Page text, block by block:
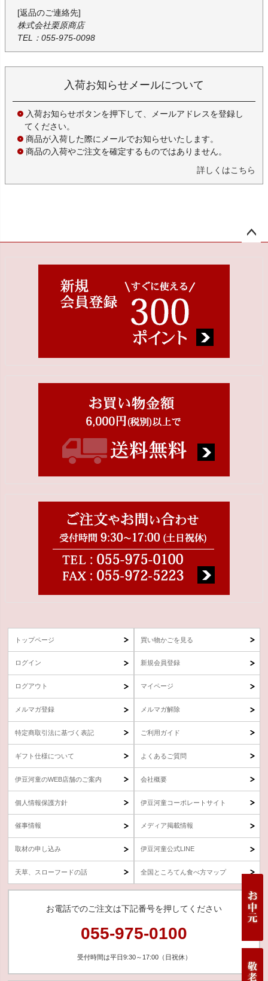
[返品のご連絡先]
株式会社栗原商店
TEL：055-975-0098
入荷お知らせメールについて
入荷お知らせボタンを押下して、メールアドレスを登録し
てください。
商品が入荷した際にメールでお知らせいたします。
商品の入荷やご注文を確定するものではありません。
詳しくはこちら
トップページ 買い物かごを見る
ログイン 新規会員登録
ログアウト マイページ
メルマガ登録 メルマガ解除
特定商取引法に基づく表記 ご利用ガイド
ギフト仕様について よくあるご質問
伊豆河童のWEB店舗のご案内 会社概要
個人情報保護方針 伊豆河童コーポレートサイト
催事情報 メディア掲載情報
取材の申し込み 伊豆河童公式LINE
天草、スローフードの話 全国ところてん食べ方マップ
お電話でのご注文は下記番号を押してください
055-975-0100
受付時間は平日9:30～17:00（日祝休）